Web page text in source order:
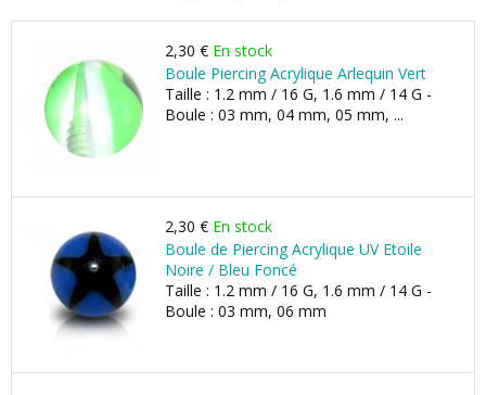
2,30 € En stock
Boule Piercing Acrylique Arlequin Vert
Taille : 1.2 mm / 16 G, 1.6 mm / 14 G -
Boule : 03 mm, 04 mm, 05 mm, ...
2,30 € En stock
Boule de Piercing Acrylique UV Etoile
Noire / Bleu Foncé
Taille : 1.2 mm / 16 G, 1.6 mm / 14 G -
Boule : 03 mm, 06 mm